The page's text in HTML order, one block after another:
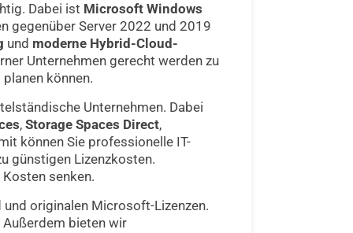
Dabei ist Microsoft Windows
gegenüber Server 2022 und 2019
und moderne Hybrid-Cloud-
Unternehmen gerecht werden zu
können.
Unternehmen. Dabei
, Storage Spaces Direct,
können Sie professionelle IT-
günstigen Lizenzkosten.
senken.
originalen Microsoft-Lizenzen.
bieten wir